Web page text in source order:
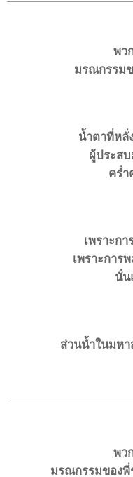
พว
มรณกรรม
น้ำตาที่หลั่
ผู้ประส
ครํ่า
เพราะก
เพราะการ
นั่น
ส่วนน้ำในมหา
พว
มรณกรรมของ